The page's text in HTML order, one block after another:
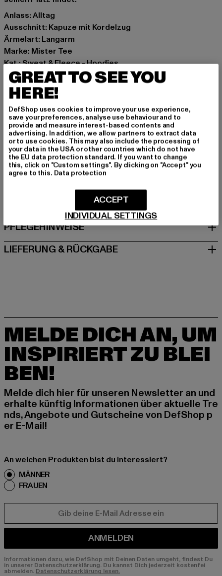
Anlass: Alltag
Ausschnitt: Kapuze mit Kordelzug
Ärmelart: Langarm
Marke: Mister Tee
Kat.: Sweat & Fleece - Hoodies
Farbe: schwarz
Hersteller Farbe: black
Materialzusammensetzung: 65% Baumwolle, 35%
Polyester
Art.Nr: MT2495-00007
Hersteller: TB International GmbH |info@tbint.de
Dr.-Robert-Murjahn-Straße 7 | 64372 Ober-Ramstadt |
DE
GRÖSSE & PASSFORM
PFLEGEHINWEISE
LIEFERUNG & RÜCKGABE
MELDE DICH AN, UM
INSPIRIERT ZU BLEI
BEN!
Melde dich hier für unseren Newsletter an und
erhalte künftig Informationen über aktuelle Tre
nds, Angebote und Gutscheine von DefShop p
er E-Mail!
An welchen Produkten bist du interessiert?
MÄNNER
FRAUEN
ANMELDEN
Informationen dazu, wie DefShop mit Deinen Daten umgeht, findest Du
in unserer Datenschutzerklärung. Du kannst Dich jederzeit kostenfei
abmelden. Datenschutzerklärung lesen.
GREAT TO SEE YOU
HERE!
DefShop uses cookies to improve your use experience,
save your preferences, analyse use behaviour and to
provide and measure interest-based contents and
advertising. In addition, we allow partners to extract data
or to use cookies. This may also include the processing of
your data in the USA or other countries which do not have
the EU data protection standard. If you want to change
this, click on "Custom settings". By clicking on "Accept" you
agree to this. Data protection
INDIVIDUAL SETTINGS
ACCEPT